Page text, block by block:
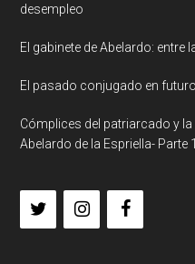
desempleo
El gabinete de Abelardo: entre
El pasado conjugado en futuro
Cómplices del patriarcado y
Abelardo de la Espriella- Parte 1